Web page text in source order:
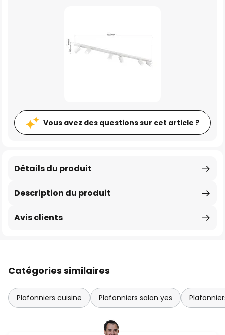
Vous avez des questions sur cet article ?
Description du produit
Détails du produit
Avis clients
Catégories similaires
Plafonniers cuisine Plafonniers salon yes